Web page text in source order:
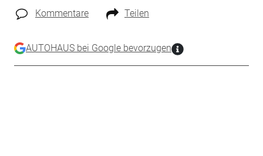
Kommentare Teilen
AUTOHAUS bei Google bevorzugen